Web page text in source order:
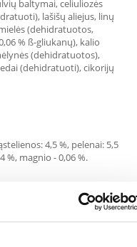
baltymai, celiuliozės
lašišų aliejus, linų
(dehidratuotos,
% ß-gliukanų), kalio
(dehidratuotos),
(dehidratuoti), cikorijų
4,5 %, pelenai: 5,5
%, magnio - 0,06 %.
TV, vitaminas E: 600 mg,